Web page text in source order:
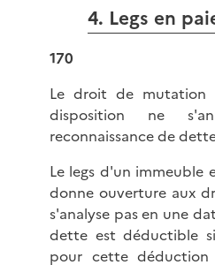
4. Legs en
170
Le droit de
disposition ne
reconnaissance de
Le legs d'un
donne ouverture aux
s'analyse pas en une
dette est déductible
pour cette